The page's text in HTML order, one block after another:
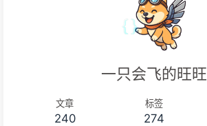
一只会飞的旺旺
文章
240
标签
274